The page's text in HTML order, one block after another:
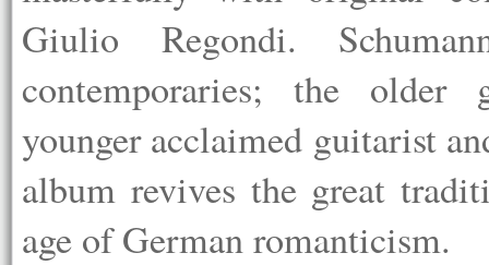
Giulio Regondi.
contemporaries; the
younger acclaimed guitarist
album revives the great
age of German romanticism.